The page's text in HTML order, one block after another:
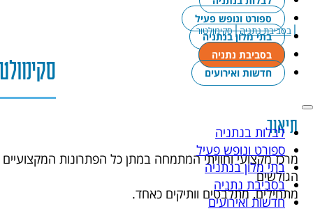
ספורט ונופש פעיל
בתי מלון בנתניה
בסביבת נתניה
חדשות ואירועים
לבלות בנתניה
ספורט ונופש פעיל
בתי מלון בנתניה
בסביבת נתניה
חדשות ואירועים
|בסביבת נתניה|סקימולטור
תיאור
מרכז מקצועי וחוויתי המתמחה במתן כל הפתרונות
הגולשים
מתחילים, מתלבטים וותיקים כאחד.